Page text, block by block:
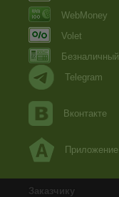
содержит
девочку,
Ключики:
http://
WebMoney
Volet
Telegram
Вконтакте
Заказчику